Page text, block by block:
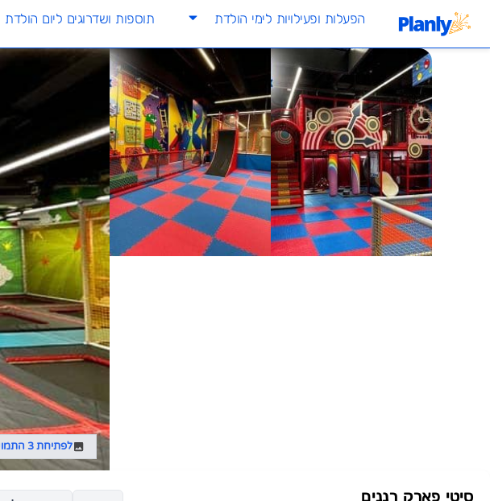
הפעלות ופעילויות לימי הולדת תוספות ושדרוגים ליום הולדת
לפתיחת 3 התמונות
סיטי פארק רננים